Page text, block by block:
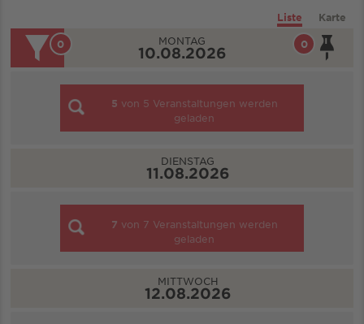
Liste Karte
0
0 MONTAG
10.08.2026
5 von 5 Veranstaltungen werden
geladen
DIENSTAG
11.08.2026
7 von 7 Veranstaltungen werden
geladen
MITTWOCH
12.08.2026